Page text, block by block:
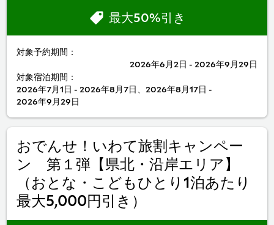
対象予約期間：
2026年6月2日 - 2026年9月29日
対象宿泊期間：
2026年7月1日 - 2026年8月7日、2026年8月17日 -
2026年9月29日
最大50%引き
おでんせ！いわて旅割キャンペー
ン 第１弾【県北・沿岸エリア】
（おとな・こどもひとり1泊あたり
最大5,000円引き）